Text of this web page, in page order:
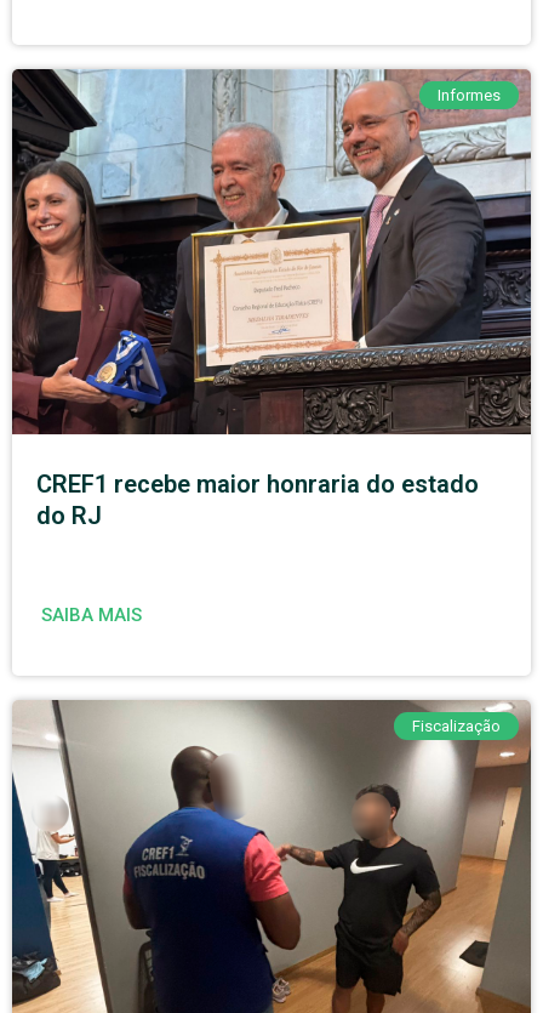
Informes
CREF1 recebe maior honraria do estado
do RJ
SAIBA MAIS
Fiscalização